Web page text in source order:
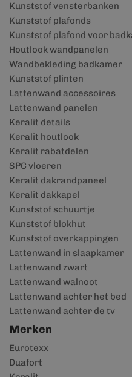
Kunststof vensterbanken
Kunststof plafonds
Kunststof plafond voor
Houtlook wandpanelen
Wandbekleding badkamer
Kunststof plinten
Lattenwand accessoires
Lattenwand panelen
Keralit details
Keralit houtlook
Keralit rabatdelen
SPC vloeren
Keralit dakrandpaneel
Keralit dakkapel
Kunststof schuurtje
Kunststof blokhut
Kunststof overkappingen
Lattenwand in slaapkamer
Lattenwand zwart
Lattenwand walnoot
Lattenwand achter het bed
Lattenwand achter de tv
Merken
Eurotexx
Duafort